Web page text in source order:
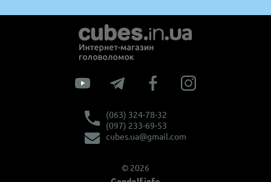
(063) 324-78-32
(097) 233-69-53
cubes.ua@gmail.com
© 2026